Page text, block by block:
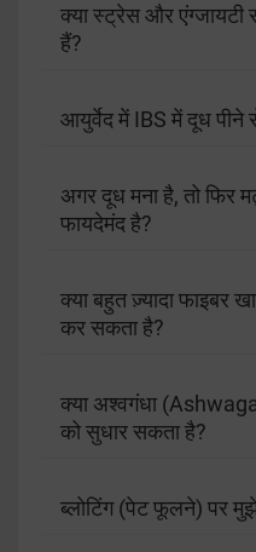
क्या स्ट्रेस और
हैं?
आयुर्वेद में IBS में दूध पीने
अगर दूध मना है, तो फिर
फायदेमंद है?
क्या बहुत ज़्यादा फाइबर
कर सकता है?
क्या अश्वगंधा
को सुधार सकता है?
ब्लोटिंग (पेट फूलने) पर